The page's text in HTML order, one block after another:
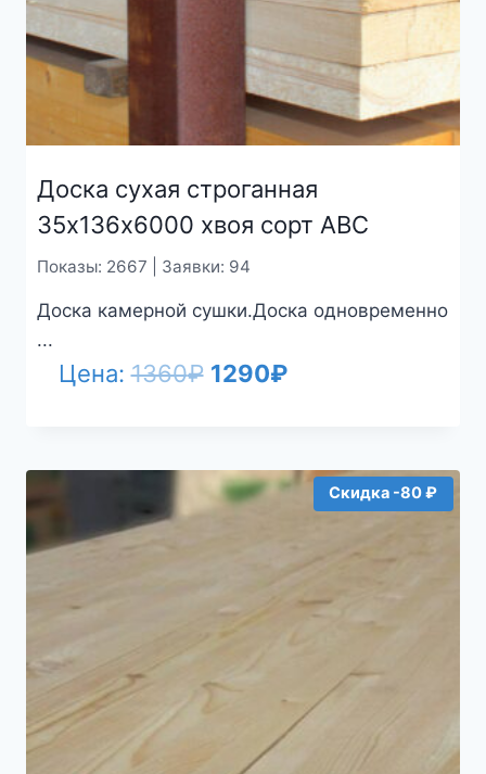
Доска сухая строганная
35х136х6000 хвоя сорт АВС
Показы: 2667 | Заявки: 94
Доска камерной сушки.Доска одновременно
...
Цена:1360₽ Первоначальная
1360₽.
1290₽Текущая
Скидка -80 ₽